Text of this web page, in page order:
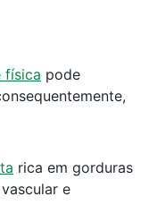
física pode
rica em gorduras
e